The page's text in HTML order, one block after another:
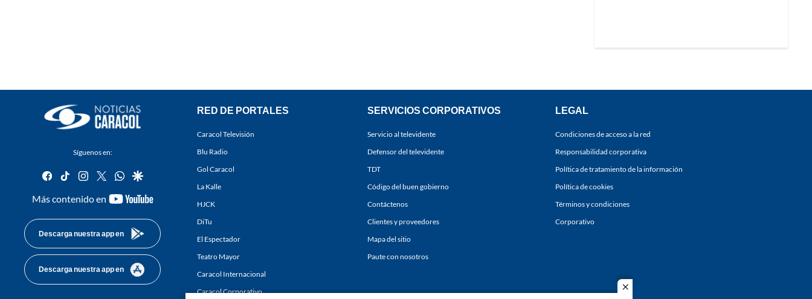
close
Síguenos en:
facebook
tiktok instagram
twitterwhatsapp
google
Más contenido en
youtube-
Descarga nuestra app en
Descarga nuestra app en
RED DE PORTALES
Caracol Televisión
Blu Radio
Gol Caracol
La Kalle
HJCK
DiTu
El Espectador
Teatro Mayor
Caracol Internacional
Caracol Corporativo
SERVICIOS CORPORATIVOS
Servicio al televidente
Defensor del televidente
TDT
Código del buen gobierno
Contáctenos
Clientes y proveedores
Mapa del sitio
Paute con nosotros
LEGAL
Condiciones de acceso a la red
Responsabilidad corporativa
Política de tratamiento de la información
Política de cookies
Términos y condiciones
Corporativo